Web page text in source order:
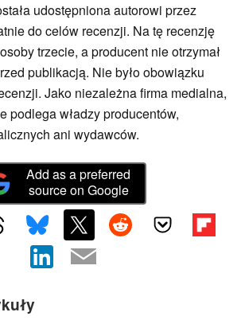
udostępniona autorowi przez
do celów recenzji. Na tę recenzję
trzecie, a producent nie otrzymał
publikacją. Nie było obowiązku
Jako niezależna firma medialna,
podlega władzy producentów,
ani wydawców.
Add as a preferred
source on Google